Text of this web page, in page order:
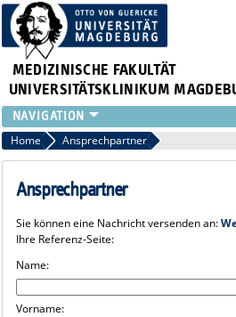
MEDIZINISCHE FAKULTÄT
UNIVERSITÄTSKLINIKUM
INSTITUTE
KLINIKEN
ZENTRALE EINRICHTUNGEN
PRESSE
INTERNATIONAL
INTRANET
Home Ansprechpartner
Ansprechpartner
Sie können eine Nachricht versenden an:
Ihre Referenz-Seite:
Name:
Vorname: